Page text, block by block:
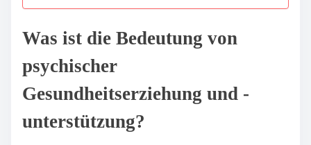
Was ist die Bedeutung von
psychischer
Gesundheitserziehung und -
unterstützung?